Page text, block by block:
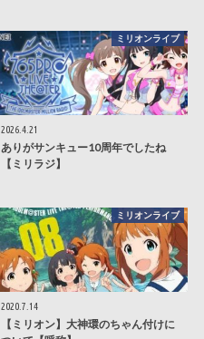
ミリオンライブ
2026.4.21
ありがサンキュー10周年でしたね
【ミリラジ】
ミリオンライブ
2020.7.14
【ミリオン】大神環のちゃん付けに